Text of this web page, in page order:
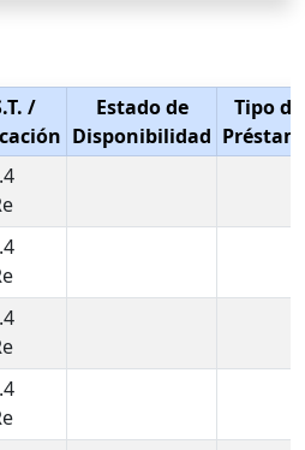
/
Estado de
Disponibilidad
Tipo de